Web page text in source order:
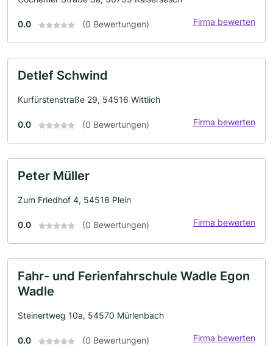
0.0 (0 Bewertungen) Firma bewerten
Detlef Schwind
Kurfürstenstraße 29, 54516 Wittlich
0.0 (0 Bewertungen) Firma bewerten
Peter Müller
Zum Friedhof 4, 54518 Plein
0.0 (0 Bewertungen) Firma bewerten
Fahr- und Ferienfahrschule Wadle Egon
Wadle
Steinertweg 10a, 54570 Mürlenbach
0.0 (0 Bewertungen) Firma bewerten